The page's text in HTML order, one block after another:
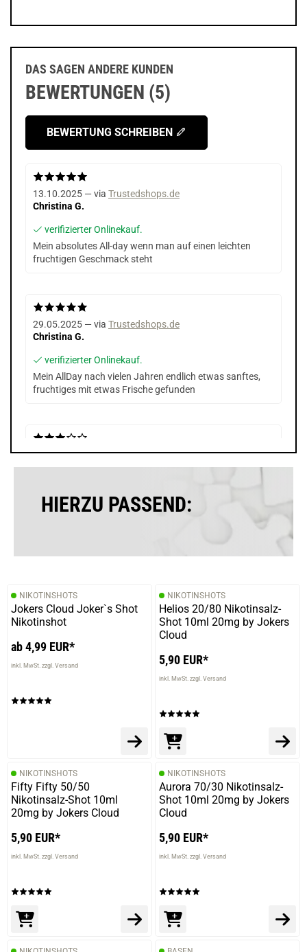
DAS SAGEN ANDERE KUNDEN
BEWERTUNGEN (5)
BEWERTUNG SCHREIBEN
13.10.2025 — via Trustedshops.de
Christina G.
verifizierter Onlinekauf.
Mein absolutes All-day wenn man auf einen leichten
fruchtigen Geschmack steht
29.05.2025 — via Trustedshops.de
Christina G.
verifizierter Onlinekauf.
Mein AllDay nach vielen Jahren endlich etwas sanftes,
fruchtiges mit etwas Frische gefunden
15.04.2025 — viaTrustedshops.de
Christian F.
Die Bewertung erfolgte ohne Abgabe eines Kommentars
verifizierter Onlinekauf.
Die Bewertung erfolgte ohne Abgabe eines Kommentars
einem Kunden
ziemlich lecker. werde zurück in meinen Warenkorb
HIERZU PASSEND:
NIKOTINSHOTS
Jokers Cloud Joker`s Shot
Nikotinshot
ab 4,99 EUR*
inkl. MwSt. zzgl. Versand
NIKOTINSHOTS
Helios 20/80 Nikotinsalz-
Shot 10ml 20mg by Jokers
Cloud
5,90 EUR*
inkl. MwSt. zzgl. Versand
NIKOTINSHOTS
Fifty Fifty 50/50
Nikotinsalz-Shot 10ml
20mg by Jokers Cloud
5,90 EUR*
inkl. MwSt. zzgl. Versand
NIKOTINSHOTS
Aurora 70/30 Nikotinsalz-
Shot 10ml 20mg by Jokers
Cloud
5,90 EUR*
inkl. MwSt. zzgl. Versand